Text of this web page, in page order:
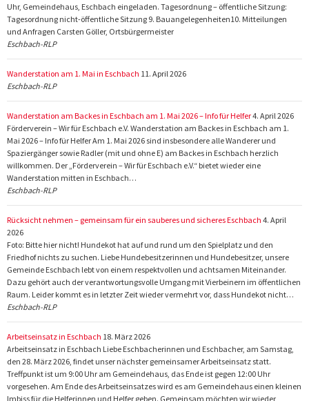
Uhr, Gemeindehaus, Eschbach eingeladen. Tagesordnung – öffentliche Sitzung:
Tagesordnung nicht-öffentliche Sitzung 9. Bauangelegenheiten10. Mitteilungen
und Anfragen Carsten Göller, Ortsbürgermeister
Eschbach-RLP
Wanderstation am 1. Mai in Eschbach 11. April 2026
Eschbach-RLP
Wanderstation am Backes in Eschbach am 1. Mai 2026 – Info für Helfer4. April 2026
Förderverein – Wir für Eschbach e.V. Wanderstation am Backes in Eschbach am 1.
Mai 2026 – Info für Helfer Am 1. Mai 2026 sind insbesondere alle Wanderer und
Spaziergänger sowie Radler (mit und ohne E) am Backes in Eschbach herzlich
willkommen. Der „Förderverein – Wir für Eschbach e.V.“ bietet wieder eine
Wanderstation mitten in Eschbach…
Eschbach-RLP
Rücksicht nehmen – gemeinsam für ein sauberes und sicheres Eschbach 4. April
2026
Foto: Bitte hier nicht! Hundekot hat auf und rund um den Spielplatz und den
Friedhof nichts zu suchen. Liebe Hundebesitzerinnen und Hundebesitzer, unsere
Gemeinde Eschbach lebt von einem respektvollen und achtsamen Miteinander.
Dazu gehört auch der verantwortungsvolle Umgang mit Vierbeinern im öffentlichen
Raum. Leider kommt es in letzter Zeit wieder vermehrt vor, dass Hundekot nicht…
Eschbach-RLP
Arbeitseinsatz in Eschbach 18. März 2026
Arbeitseinsatz in Eschbach Liebe Eschbacherinnen und Eschbacher, am Samstag,
den 28. März 2026, findet unser nächster gemeinsamer Arbeitseinsatz statt.
Treffpunkt ist um 9:00 Uhr am Gemeindehaus, das Ende ist gegen 12:00 Uhr
vorgesehen. Am Ende des Arbeitseinsatzes wird es am Gemeindehaus einen kleinen
Imbiss für die Helferinnen und Helfer geben. Gemeinsam möchten wir wieder